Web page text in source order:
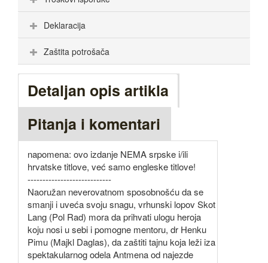
Deklaracija
Zaštita potrošača
Detaljan opis artikla
Pitanja i komentari
napomena: ovo izdanje NEMA srpske i/ili
hrvatske titlove, već samo engleske titlove!
----------------------------
Naoružan neverovatnom sposobnošću da se
smanji i uveća svoju snagu, vrhunski lopov Skot
Lang (Pol Rad) mora da prihvati ulogu heroja
koju nosi u sebi i pomogne mentoru, dr Henku
Pimu (Majkl Daglas), da zaštiti tajnu koja leži iza
spektakularnog odela Antmena od najezde